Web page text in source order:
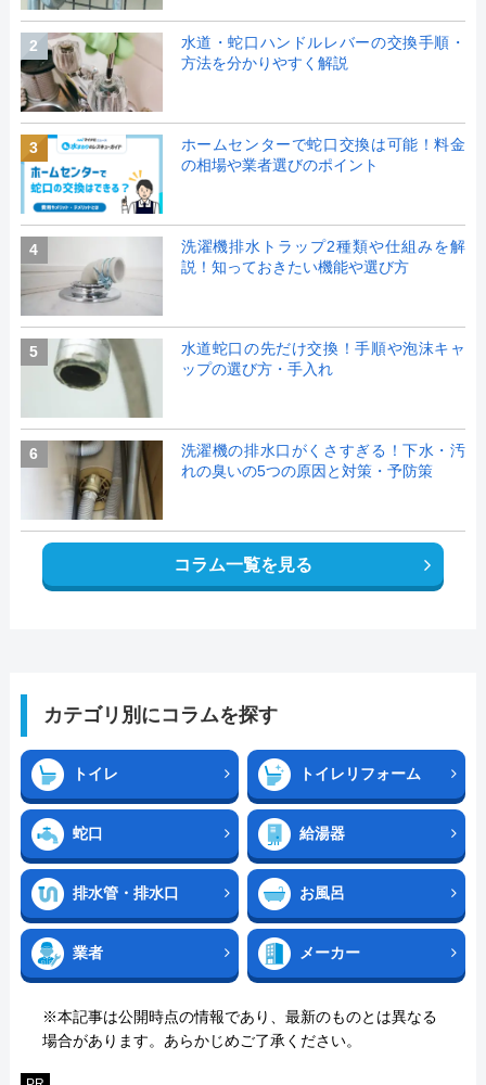
2
水道・蛇口ハンドルレバーの交換手順・
方法を分かりやすく解説
3
ホームセンターで蛇口交換は可能！料金
の相場や業者選びのポイント
4
洗濯機排水トラップ2種類や仕組みを解
説！知っておきたい機能や選び方
5
水道蛇口の先だけ交換！手順や泡沫キャ
ップの選び方・手入れ
6
洗濯機の排水口がくさすぎる！下水・汚
れの臭いの5つの原因と対策・予防策
コラム一覧を見る
カテゴリ別にコラムを探す
トイレ トイレリフォーム
蛇口 給湯器
排水管・排水口 お風呂
業者 メーカー
※本記事は公開時点の情報であり、最新のものとは異なる
場合があります。あらかじめご了承ください。